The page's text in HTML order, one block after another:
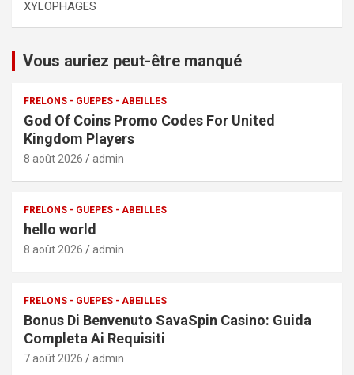
XYLOPHAGES
Vous auriez peut-être manqué
FRELONS - GUEPES - ABEILLES
God Of Coins Promo Codes For United
Kingdom Players
8 août 2026 admin
FRELONS - GUEPES - ABEILLES
hello world
8 août 2026 admin
FRELONS - GUEPES - ABEILLES
Bonus Di Benvenuto SavaSpin Casino: Guida
Completa Ai Requisiti
7 août 2026 admin